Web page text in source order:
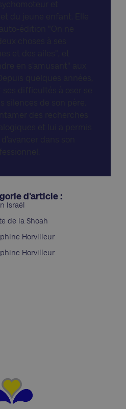
d'article :
Israël
de la Shoah
Horvilleur
Horvilleur